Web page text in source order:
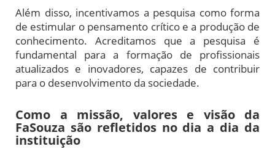
Além disso, incentivamos a pesquisa como forma
de estimular o pensamento crítico e a produção de
conhecimento. Acreditamos que a pesquisa é
fundamental para a formação de profissionais
atualizados e inovadores, capazes de contribuir
para o desenvolvimento da sociedade.
Como a missão, valores e visão da
FaSouza são refletidos no dia a dia da
instituição